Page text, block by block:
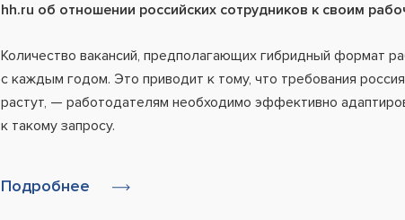
hh.ru об отношении российских сотрудников к своим
Количество вакансий, предполагающих гибридный формат
с каждым годом. Это приводит к тому, что требования
растут, — работодателям необходимо эффективно
к такому запросу.
Подробнее